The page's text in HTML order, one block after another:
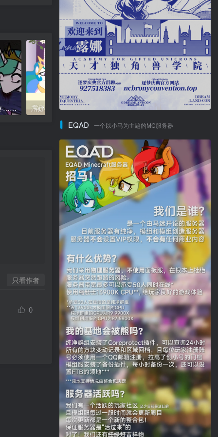
【动画/微血腥】塞拉…很疼…(Tia… that hurt…) 露娜的点心(Luna’s Cake) 【PMV】Beyond Her
只看作者
0
EQAD 一个以小马为主题的MC服务器